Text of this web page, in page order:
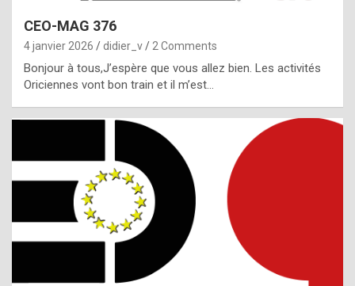
p
e
c
i
l
,
CEO-MAG 376
4 janvier 2026 didier_v 2 Comments
Bonjour à tous,J’espère que vous allez bien. Les activités
Oriciennes vont bon train et il m’est…